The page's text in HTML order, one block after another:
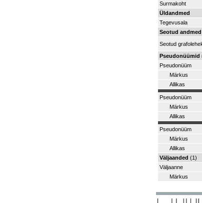
Surmakoht
Üldandmed
Tegevusala
Seotud andmed
Seotud
Pseudonüümid
Pseudonüüm
Märkus
Allikas
Pseudonüüm
Märkus
Allikas
Pseudonüüm
Märkus
Allikas
Väljaanded (1)
Väljaanne
Märkus